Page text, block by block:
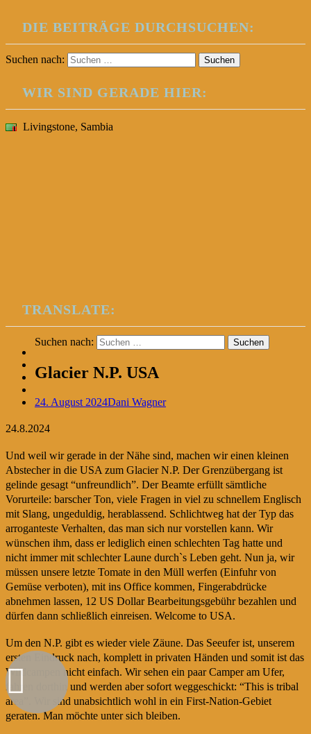
DIE BEITRÄGE DURCHSUCHEN:
Suchen nach:
WIR SIND GERADE HIER:
Livingstone, Sambia
TRANSLATE:
Suchen nach:
Glacier N.P. USA
24. August 2024Dani Wagner
24.8.2024
Und weil wir gerade in der Nähe sind, machen wir einen kleinen
Abstecher in die USA zum Glacier N.P. Der Grenzübergang ist
gelinde gesagt “unfreundlich”. Der Beamte erfüllt sämtliche
Vorurteile: barscher Ton, viele Fragen in viel zu schnellem Englisch
mit Slang, ungeduldig, herablassend. Schlichtweg hat der Typ das
arroganteste Verhalten, das man sich nur vorstellen kann. Wir
wünschen ihm, dass er lediglich einen schlechten Tag hatte und
nicht immer mit schlechter Laune durch`s Leben geht. Nun ja, wir
müssen unsere letzte Tomate in den Müll werfen (Einfuhr von
Gemüse verboten), mit ins Office kommen, Fingerabdrücke
abnehmen lassen, 12 US Dollar Bearbeitungsgebühr bezahlen und
dürfen dann schließlich einreisen. Welcome to USA.
Um den N.P. gibt es wieder viele Zäune. Das Seeufer ist, unserem
ersten Eindruck nach, komplett in privaten Händen und somit ist das
Wildcampen nicht einfach. Wir sehen ein paar Camper am Ufer,
fahren dorthin und werden aber sofort weggeschickt: “This is tribal
area”. Wir sind unabsichtlich wohl in ein First-Nation-Gebiet
geraten. Man möchte unter sich bleiben.